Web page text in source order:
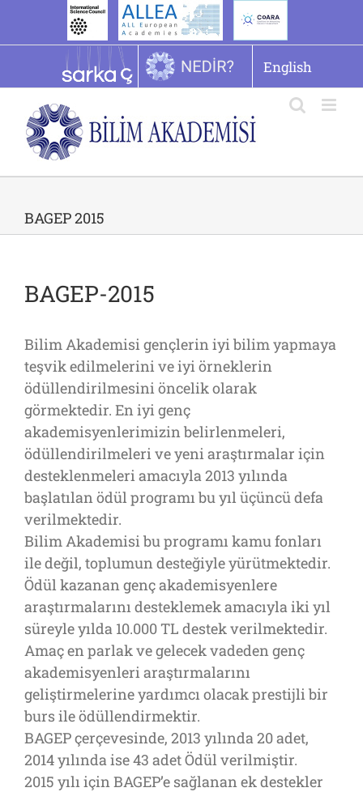
English
BAGEP 2015
BAGEP-2015
Bilim Akademisi gençlerin iyi bilim yapmaya
teşvik edilmelerini ve iyi örneklerin
ödüllendirilmesini öncelik olarak
görmektedir. En iyi genç
akademisyenlerimizin belirlenmeleri,
ödüllendirilmeleri ve yeni araştırmalar için
desteklenmeleri amacıyla 2013 yılında
başlatılan ödül programı bu yıl üçüncü defa
verilmektedir.
Bilim Akademisi bu programı kamu fonları
ile değil, toplumun desteğiyle yürütmektedir.
Ödül kazanan genç akademisyenlere
araştırmalarını desteklemek amacıyla iki yıl
süreyle yılda 10.000 TL destek verilmektedir.
Amaç en parlak ve gelecek vadeden genç
akademisyenleri araştırmalarını
geliştirmelerine yardımcı olacak prestijli bir
burs ile ödüllendirmektir.
BAGEP çerçevesinde, 2013 yılında 20 adet,
2014 yılında ise 43 adet Ödül verilmiştir.
2015 yılı için BAGEP’e sağlanan ek destekler